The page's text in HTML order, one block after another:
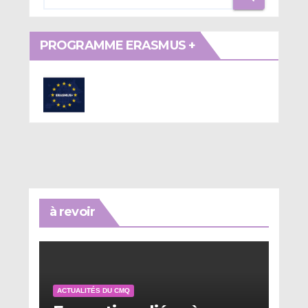
PROGRAMME ERASMUS +
à revoir
ACTUALITÉS DU CMQ